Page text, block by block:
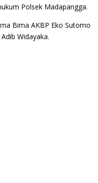
Polsek Madapangga.
Bima AKBP Eko Sutomo
Widayaka.